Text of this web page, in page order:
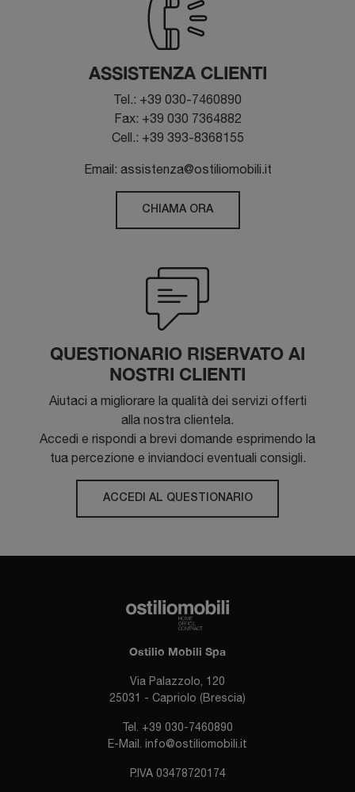
ASSISTENZA CLIENTI
Tel.: +39 030-7460890
Fax: +39 030 7364882
Cell.: +39 393-8368155
Email: assistenza@ostiliomobili.it
CHIAMA ORA
QUESTIONARIO RISERVATO AI
NOSTRI CLIENTI
Aiutaci a migliorare la qualità dei servizi offerti
alla nostra clientela.
Accedi e rispondi a brevi domande esprimendo la
tua percezione e inviandoci eventuali consigli.
ACCEDI AL QUESTIONARIO
Ostilio Mobili Spa
Via Palazzolo, 120
25031 - Capriolo (Brescia)
Tel. +39 030-7460890
E-Mail. info@ostiliomobili.it
P.IVA 03478720174